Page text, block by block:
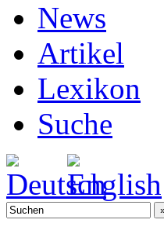
News
Artikel
Lexikon
Suche